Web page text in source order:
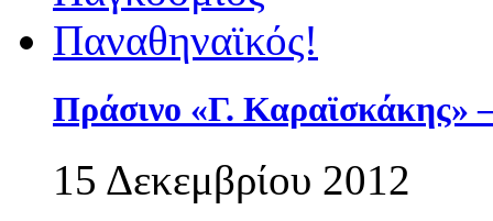
Πράσινο «Γ. Καραϊσκάκης»
15 Δεκεμβρίου 2012